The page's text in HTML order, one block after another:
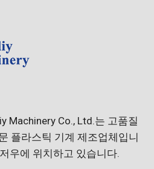
Machinery Co., Ltd.는 고품질
플라스틱 기계 제조업체입니
우에 위치하고 있습니다.